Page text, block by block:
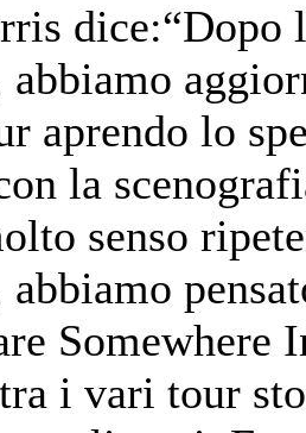
abbiamo
aprendo lo
la
senso
abbiamo
Somewhere
i vari tour